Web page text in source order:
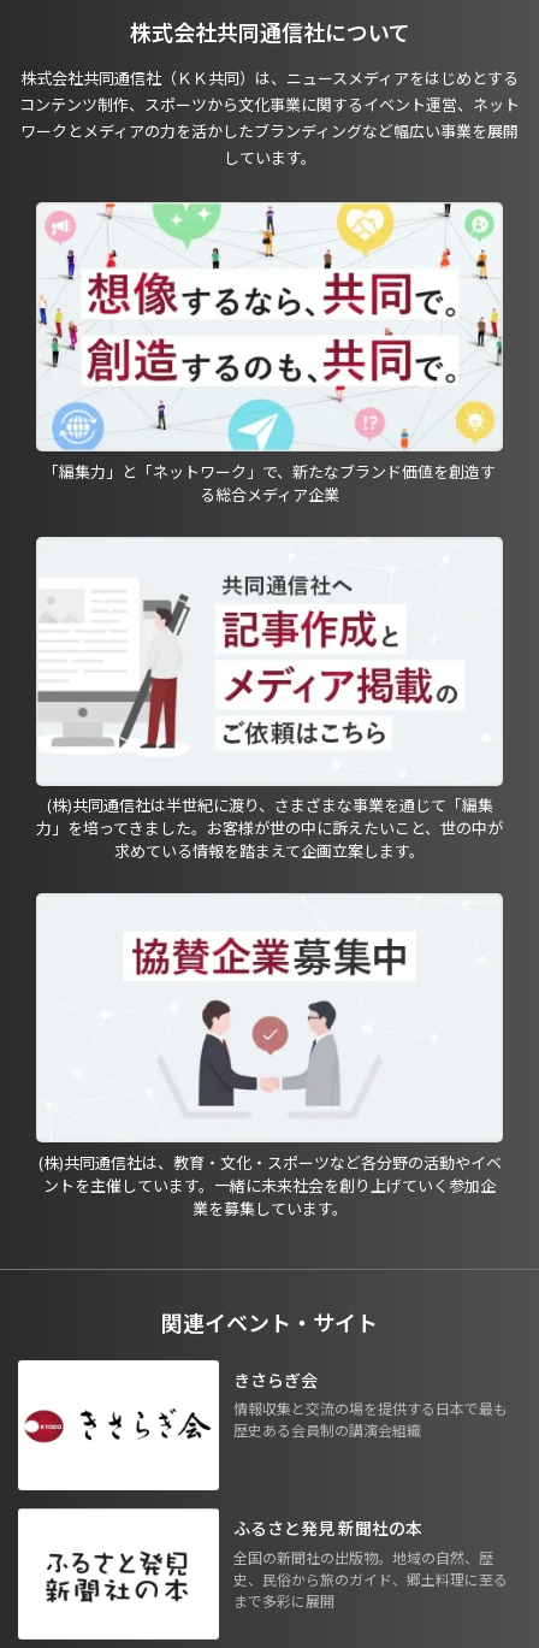
株式会社共同通信社について
株式会社共同通信社（ＫＫ共同）は、ニュースメディアをはじめとする
コンテンツ制作、スポーツから文化事業に関するイベント運営、ネット
ワークとメディアの力を活かしたブランディングなど幅広い事業を展開
しています。
「編集力」と「ネットワーク」で、新たなブランド価値を創造す
る総合メディア企業
(株)共同通信社は半世紀に渡り、さまざまな事業を通じて「編集
力」を培ってきました。お客様が世の中に訴えたいこと、世の中が
求めている情報を踏まえて企画立案します。
(株)共同通信社は、教育・文化・スポーツなど各分野の活動やイベ
ントを主催しています。一緒に未来社会を創り上げていく参加企
業を募集しています。
関連イベント・サイト
きさらぎ会
情報収集と交流の場を提供する日本で最も
歴史ある会員制の講演会組織
ふるさと発見 新聞社の本
全国の新聞社の出版物。地域の自然、歴
史、民俗から旅のガイド、郷土料理に至る
まで多彩に展開